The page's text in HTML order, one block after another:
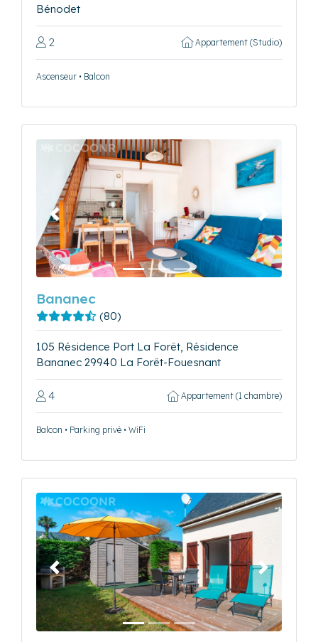
Bénodet
2 Appartement (Studio)
Ascenseur • Balcon
Précédent Suivant
Bananec
(80)
105 Résidence Port La Forêt, Résidence
Bananec 29940 La Forêt-Fouesnant
4 Appartement (1 chambre)
Balcon • Parking privé • WiFi
Précédent Suivant